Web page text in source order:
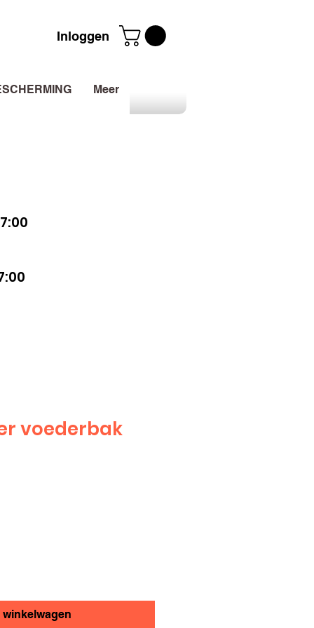
Inloggen
Meer
voederbak
winkelwagen